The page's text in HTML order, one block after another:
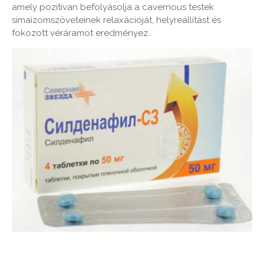
amely pozitívan befolyásolja a cavernous testek
simaizomszöveteinek relaxációját, helyreállítást és
fokozott véráramot eredményez..